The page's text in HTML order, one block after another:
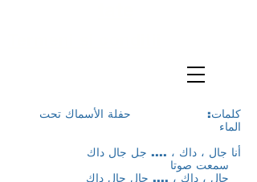
كلمات:
حفلة الأسماك تحت
الماء
أنا جال ، داك ، .... جل جال داك
سمعت صوتا
جال ، داك ، .... جال جال داك